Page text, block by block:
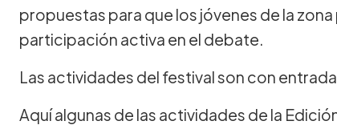
propuestas para que los jóvenes de la
participación activa en el debate.
Las actividades del festival son con
Aquí algunas de las actividades de la